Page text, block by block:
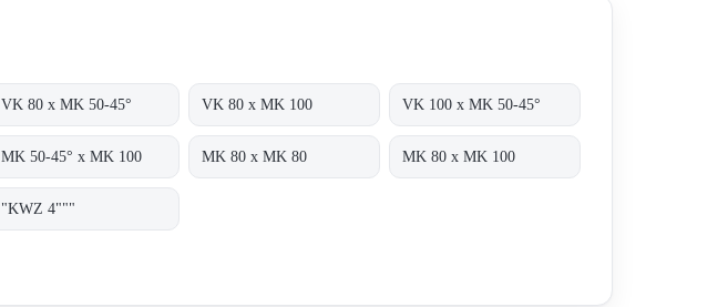
VK 80 x MK 50-45° VK 80 x MK 100 VK 100 x MK 50-45°
MK 50-45° x MK 100 MK 80 x MK 80 MK 80 x MK 100
"KWZ 4"""